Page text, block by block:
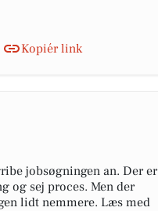
Kopiér link
jobsøgningen an. Der er
og sej proces. Men der
lidt nemmere. Læs med